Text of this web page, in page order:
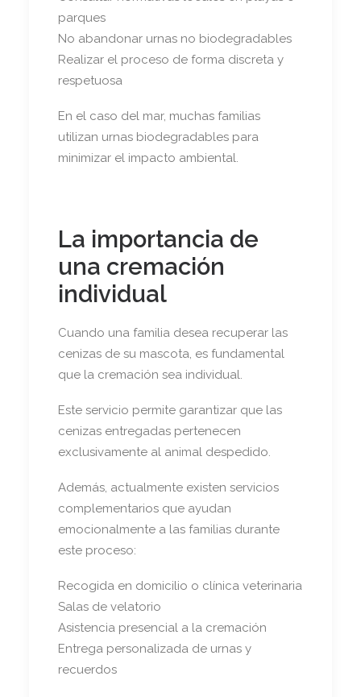
parques
No abandonar urnas no biodegradables
Realizar el proceso de forma discreta y
respetuosa
En el caso del mar, muchas familias
utilizan urnas biodegradables para
minimizar el impacto ambiental.
La importancia de
una cremación
individual
Cuando una familia desea recuperar las
cenizas de su mascota, es fundamental
que la cremación sea individual.
Este servicio permite garantizar que las
cenizas entregadas pertenecen
exclusivamente al animal despedido.
Además, actualmente existen servicios
complementarios que ayudan
emocionalmente a las familias durante
este proceso:
Recogida en domicilio o clínica veterinaria
Salas de velatorio
Asistencia presencial a la cremación
Entrega personalizada de urnas y
recuerdos